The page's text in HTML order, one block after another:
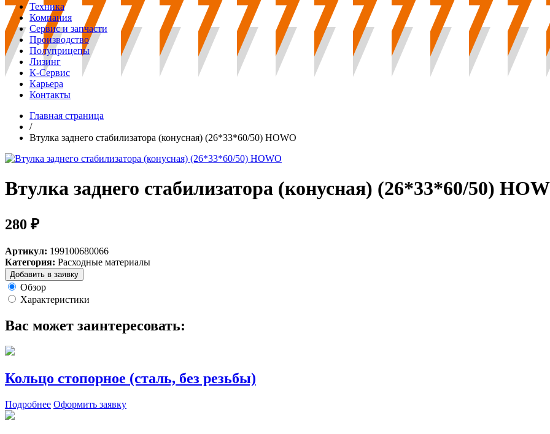
Техника
Компания
Сервис и запчасти
Производство
Полуприцепы
Лизинг
К-Сервис
Карьера
Контакты
Главная страница
/
Втулка заднего стабилизатора (конусная) (26*33*60/50) HOWO
Втулка заднего стабилизатора (конусная) (26*33*60/50)
280 ₽
Артикул: 199100680066
Категория: Расходные материалы
Добавить в заявку
Обзор
Характеристики
Вас может заинтересовать:
Кольцо стопорное (сталь, без резьбы)
Подробнее Оформить заявку